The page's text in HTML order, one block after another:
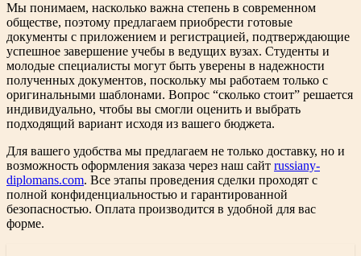
Мы понимаем, насколько важна степень в современном
обществе, поэтому предлагаем приобрести готовые
документы с приложением и регистрацией, подтверждающие
успешное завершение учебы в ведущих вузах. Студенты и
молодые специалисты могут быть уверены в надежности
полученных документов, поскольку мы работаем только с
оригинальными шаблонами. Вопрос “сколько стоит” решается
индивидуально, чтобы вы смогли оценить и выбрать
подходящий вариант исходя из вашего бюджета.
Для вашего удобства мы предлагаем не только доставку, но и
возможность оформления заказа через наш сайт russiany-
diplomans.com. Все этапы проведения сделки проходят с
полной конфиденциальностью и гарантированной
безопасностью. Оплата производится в удобной для вас
форме.